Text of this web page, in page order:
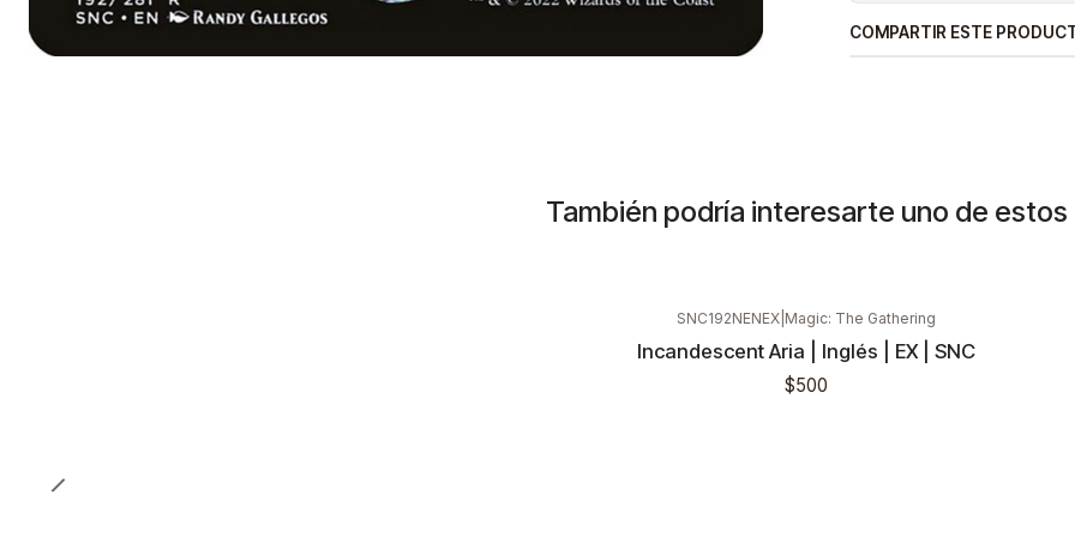
COMPARTIR ESTE
También podría interesarte uno de estos
SNC192NENEX Magic: The Gathering
Incandescent Aria | Inglés | EX | SNC
$500